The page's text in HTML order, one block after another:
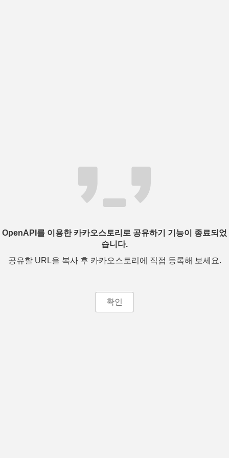
OpenAPI를 이용한 카카오스토리로 공유하기 기능이 종료되었
습니다.
공유할 URL을 복사 후 카카오스토리에 직접 등록해 보세요.
확인